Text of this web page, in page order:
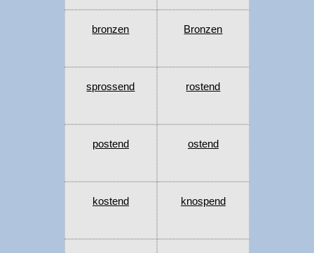
bronzen Bronzen
sprossend rostend
postend ostend
kostend knospend